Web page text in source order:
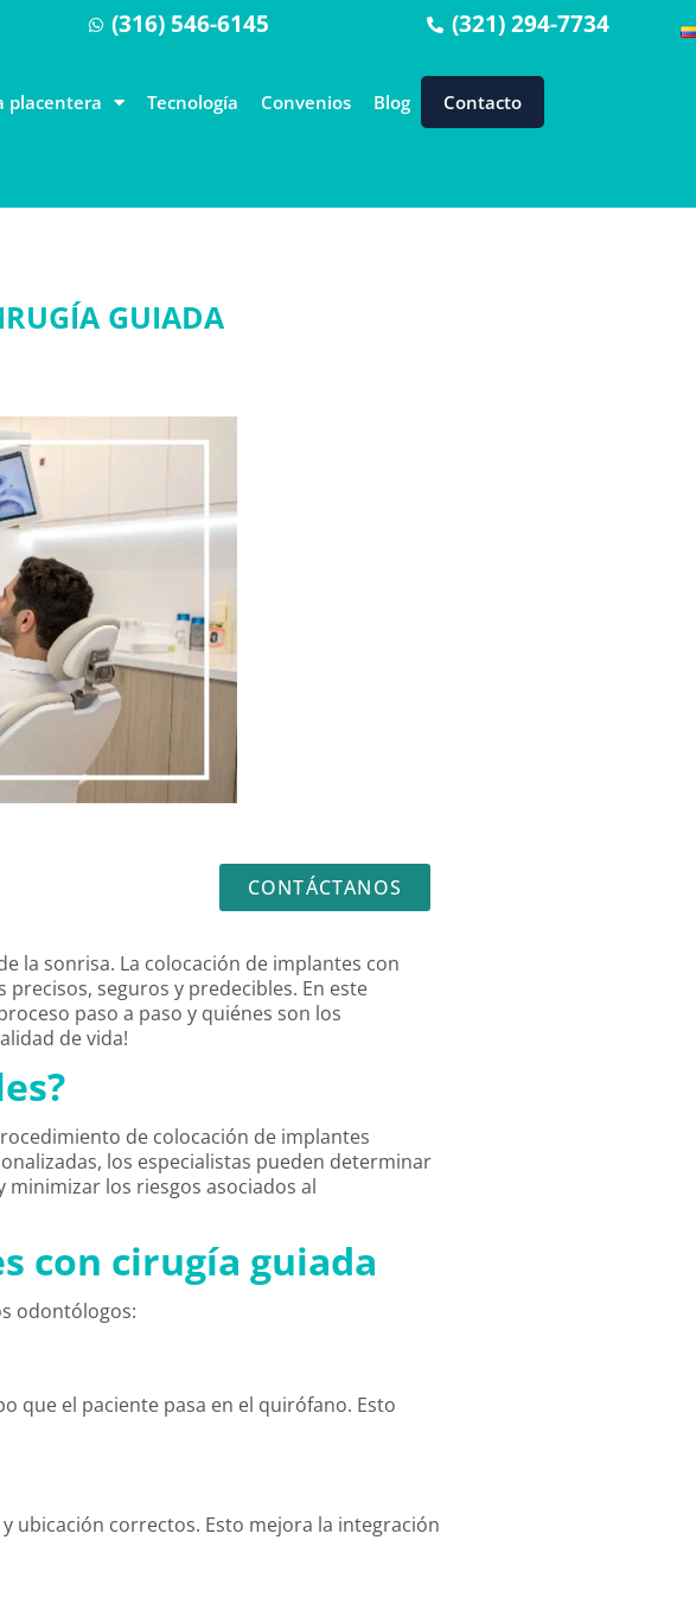
(316) 546-6145 (321) 294-7734
placentera Tecnología Convenios Blog Contacto
GUIADA
CONTÁCTANOS
la sonrisa. La colocación de implantes con
seguros y predecibles. En este
paso a paso y quiénes son los
de vida!
de colocación de implantes
los especialistas pueden determinar
los riesgos asociados al
con cirugía guiada
odontólogos:
que el paciente pasa en el quirófano. Esto
ubicación correctos. Esto mejora la integración